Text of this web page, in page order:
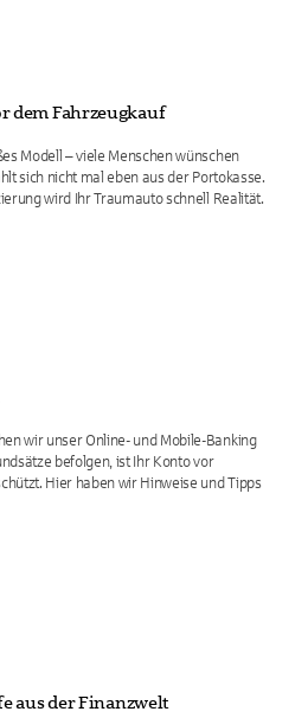
dem Fahrzeugkauf
Modell – viele Menschen wünschen
sich nicht mal eben aus der Portokasse.
wird Ihr Traumauto schnell Realität.
wir unser Online- und Mobile-Banking
befolgen, ist Ihr Konto vor
Hier haben wir Hinweise und Tipps
aus der Finanzwelt